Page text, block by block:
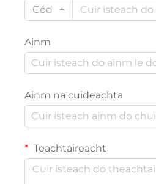
Cód
Ainm
Ainm na cuideachta
Teachtaireacht